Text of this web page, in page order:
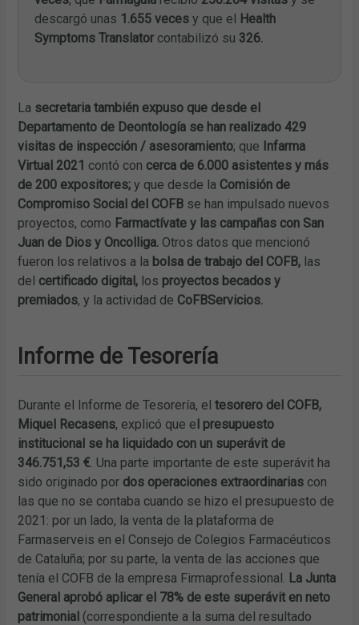
descargó unas 1.655 vecesy que el Health
Symptoms Translatorcontabilizó su 326.
La secretaria también expuso que desde el
Departamento de Deontología se han realizado 429
visitas de inspección / asesoramiento; que Infarma
Virtual 2021 contó con cerca de 6.000 asistentes y más
de 200 expositores; y que desde la Comisión de
Compromiso Social del COFB se han impulsado nuevos
proyectos, como Farmactívate y las campañas con San
Juan de Dios y Oncolliga. Otros datos que mencionó
fueron los relativos a la bolsa de trabajo del COFB, las
del certificado digital, los proyectos becados y
premiados, y la actividad de CoFBServicios.
Informe de Tesorería
Durante el Informe de Tesorería, eltesorero del COFB,
Miquel Recasens, explicó que el presupuesto
institucional se ha liquidado con un superávit de
346.751,53 €. Una parte importante de este superávit ha
sido originado por dos operaciones extraordinarias con
las que no se contaba cuando se hizo el presupuesto de
2021: por un lado, la venta de la plataforma de
Farmaserveis en el Consejo de Colegios Farmacéuticos
de Cataluña; por su parte, la venta de las acciones que
tenía el COFB de la empresa Firmaprofessional. La Junta
General aprobó aplicar el 78% de este superávit en neto
patrimonial (correspondiente a la suma del resultado